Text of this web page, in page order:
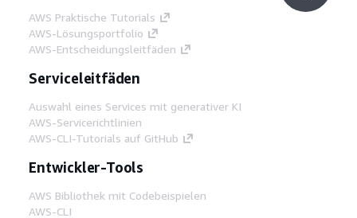
AWS Praktische Tutorials
AWS-Lösungsportfolio
AWS-Entscheidungsleitfäden
Serviceleitfäden
Auswahl eines Services mit generativer KI
AWS-Servicerichtlinien
AWS-CLI-Tutorials auf GitHub
Entwickler-Tools
AWS Bibliothek mit Codebeispielen
AWS-CLI